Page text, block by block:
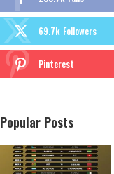
69.7k Followers
Pinterest
Popular Posts